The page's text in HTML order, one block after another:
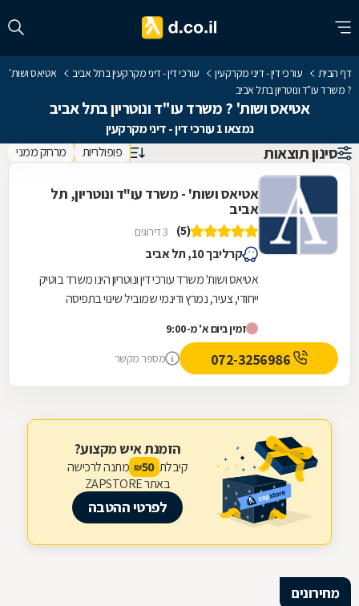
דף הבית עורכי דין - דיני מקרקעין עורכי דין - דיני מקרקעין בתל אביב
אטיאס ושות'
? משרד עו"ד ונוטריון בתל אביב
אטיאס ושות' ? משרד עו"ד ונוטריון בתל אביב
נמצאו 1 עורכי דין - דיני מקרקעין
סינון תוצאות פופולריות מרחק ממני
אטיאס ושות' - משרד עו"ד ונוטריון, תל
אביב
(5) 3 דירוגים
קרליבך 10, תל אביב
אטיאס ושות' משרד עורכי דין ונוטריון הינו משרד בוטיק
ייחודי, צעיר, נמרץ ודינמי שמוביל שינוי בתפיסה
זמין ביום א' מ-9:00
מספר מקשר
הזמנת איש מקצוע?
קיבלת 50
₪ מתנה לרכישה
באתר ZAPSTORE
לפרטי ההטבה
מחירונים